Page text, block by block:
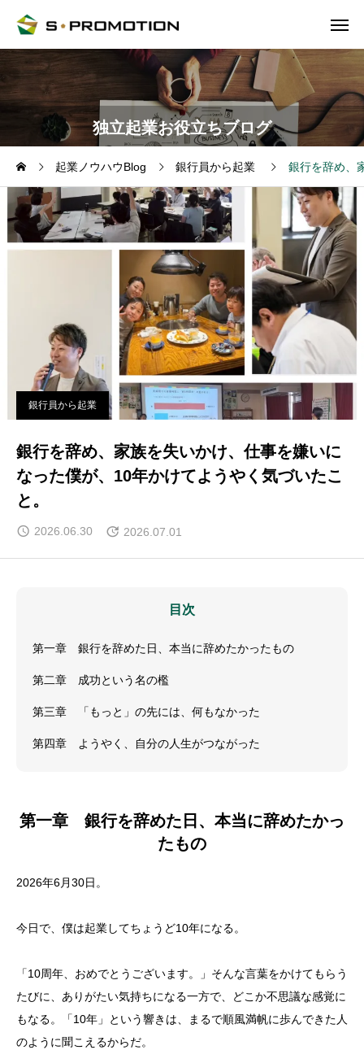
独立起業お役立ちブログ
起業ノウハウBlog 銀行員から起業 銀行を辞め、
銀行員から起業
銀行を辞め、家族を失いかけ、仕事を嫌いに
なった僕が、10年かけてようやく気づいたこ
と。
2026.06.30 2026.07.01
目次
第一章 銀行を辞めた日、本当に辞めたかったもの
第二章 成功という名の檻
第三章 「もっと」の先には、何もなかった
第四章 ようやく、自分の人生がつながった
第一章 銀行を辞めた日、本当に辞めたかっ
たもの
2026年6月30日。
今日で、僕は起業してちょうど10年になる。
「10周年、おめでとうございます。」そんな言葉をかけてもらう
たびに、ありがたい気持ちになる一方で、どこか不思議な感覚に
もなる。「10年」という響きは、まるで順風満帆に歩んできた人
のように聞こえるからだ。